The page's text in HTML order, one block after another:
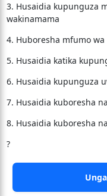
3. Husaidia kupunguza
wakinamama
4. Huboresha mfumo wa
5. Husaidia katika
6. Husaidia kupunguza
7. Husaidia kuboresha
8. Husaidia kuboresha
?